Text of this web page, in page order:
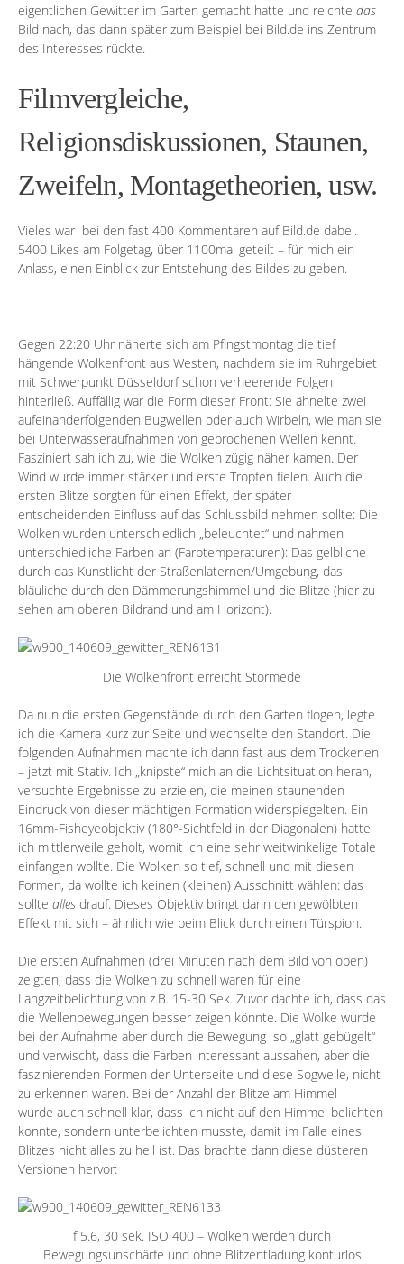
eigentlichen Gewitter im Garten gemacht hatte und reichte das
Bild nach, das dann später zum Beispiel bei Bild.de ins Zentrum
des Interesses rückte.
Filmvergleiche,
Religionsdiskussionen, Staunen,
Zweifeln, Montagetheorien, usw.
Vieles war bei den fast 400 Kommentaren auf Bild.de dabei.
5400 Likes am Folgetag, über 1100mal geteilt – für mich ein
Anlass, einen Einblick zur Entstehung des Bildes zu geben.
Gegen 22:20 Uhr näherte sich am Pfingstmontag die tief
hängende Wolkenfront aus Westen, nachdem sie im Ruhrgebiet
mit Schwerpunkt Düsseldorf schon verheerende Folgen
hinterließ. Auffällig war die Form dieser Front: Sie ähnelte zwei
aufeinanderfolgenden Bugwellen oder auch Wirbeln, wie man sie
bei Unterwasseraufnahmen von gebrochenen Wellen kennt.
Fasziniert sah ich zu, wie die Wolken zügig näher kamen. Der
Wind wurde immer stärker und erste Tropfen fielen. Auch die
ersten Blitze sorgten für einen Effekt, der später
entscheidenden Einfluss auf das Schlussbild nehmen sollte: Die
Wolken wurden unterschiedlich „beleuchtet“ und nahmen
unterschiedliche Farben an (Farbtemperaturen): Das gelbliche
durch das Kunstlicht der Straßenlaternen/Umgebung, das
bläuliche durch den Dämmerungshimmel und die Blitze (hier zu
sehen am oberen Bildrand und am Horizont).
Die Wolkenfront erreicht Störmede
Da nun die ersten Gegenstände durch den Garten flogen, legte
ich die Kamera kurz zur Seite und wechselte den Standort. Die
folgenden Aufnahmen machte ich dann fast aus dem Trockenen
– jetzt mit Stativ. Ich „knipste“ mich an die Lichtsituation heran,
versuchte Ergebnisse zu erzielen, die meinen staunenden
Eindruck von dieser mächtigen Formation widerspiegelten. Ein
16mm-Fisheyeobjektiv(180°-Sichtfeld in der Diagonalen) hatte
ich mittlerweile geholt, womit ich eine sehr weitwinkelige Totale
einfangen wollte. Die Wolken so tief, schnell und mit diesen
Formen, da wollte ich keinen (kleinen) Ausschnitt wählen: das
sollte alles drauf. Dieses Objektiv bringt dann den gewölbten
Effekt mit sich – ähnlich wie beim Blick durch einen Türspion.
Die ersten Aufnahmen (drei Minuten nach dem Bild von oben)
zeigten, dass die Wolken zu schnell waren für eine
Langzeitbelichtung von z.B. 15-30 Sek. Zuvor dachte ich, dass das
die Wellenbewegungen besser zeigen könnte. Die Wolke wurde
bei der Aufnahme aber durch die Bewegung so „glatt gebügelt“
und verwischt, dass die Farben interessant aussahen, aber die
faszinierenden Formen der Unterseite und diese Sogwelle, nicht
zu erkennen waren. Bei der Anzahl der Blitze am Himmel
wurde auch schnell klar, dass ich nicht auf den Himmel belichten
konnte, sondern unterbelichten musste, damit im Falle eines
Blitzes nicht alles zu hell ist. Das brachte dann diese düsteren
Versionen hervor:
f 5.6, 30 sek. ISO 400 – Wolken werden durch
Bewegungsunschärfe und ohne Blitzentladung konturlos